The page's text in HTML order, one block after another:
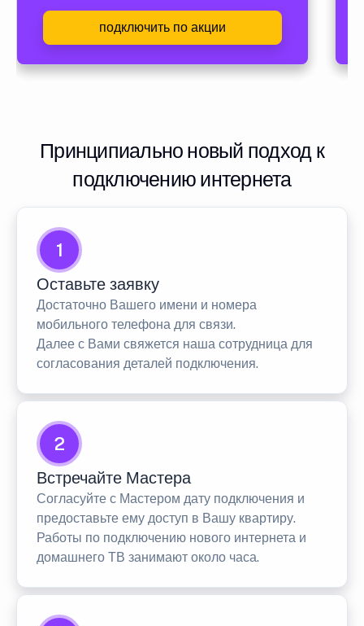
подключить по акции
Принципиально новый подход к
подключению интернета
1
Оставьте заявку
Достаточно Вашего имени и номера
мобильного телефона для связи.
Далее с Вами свяжется наша сотрудница для
согласования деталей подключения.
2
Встречайте Мастера
Согласуйте с Мастером дату подключения и
предоставьте ему доступ в Вашу квартиру.
Работы по подключению нового интернета и
домашнего ТВ занимают около часа.